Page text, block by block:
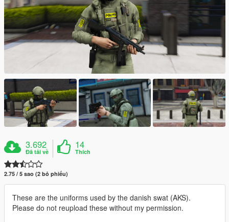
3.692
Đã tải về
14
Thích
2.75 / 5 sao (2 bỏ phiếu)
These are the uniforms used by the danish swat (AKS).
Please do not reupload these without my permission.